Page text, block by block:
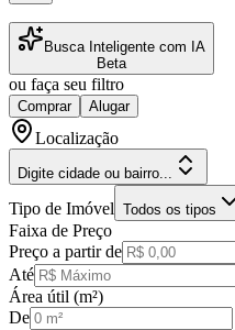
Busca Inteligente com IA
Beta
ou faça seu filtro
Comprar Alugar
Localização
Digite cidade ou bairro...
Tipo de Imóvel Todos os tipos
Faixa de Preço
Preço a partir de
Até
Área útil (m²)
De